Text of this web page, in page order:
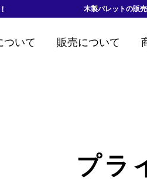
木製パレットの販
ついて 販売について
プラ